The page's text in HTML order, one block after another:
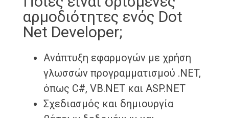
αρμοδιότητες ενός Dot
Net Developer;
Ανάπτυξη εφαρμογών με χρήση
γλωσσών προγραμματισμού .NET,
όπως C#, VB.NET και ASP.NET
Σχεδιασμός και δημιουργία